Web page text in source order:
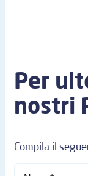
Per
nostri
Compila il